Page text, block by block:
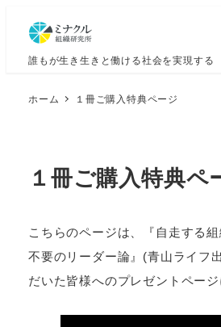
誰もが生き生きと働ける社会を実現する
ホーム １冊ご購入特典ページ
１冊ご購入特典ペ
こちらのページは、『自走する
不要のリーダー論』(青山ライフ
だいた皆様へのプレゼントページ